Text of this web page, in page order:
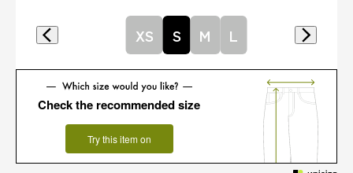
XS S M L
Check the recommended size
Try this item on